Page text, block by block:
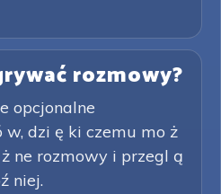
rozmowy?
opcjonalne
dzi ę ki czemu mo ż
ne rozmowy i przegl ą
niej.